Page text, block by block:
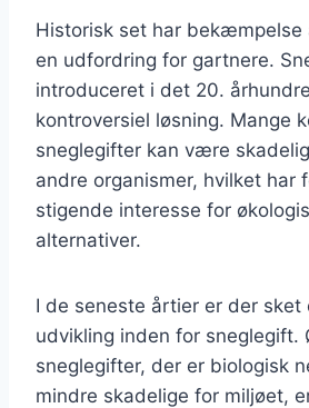
Historisk set har
en udfordring for gartnere.
introduceret i det 20.
kontroversiel løsning. Mange
sneglegifter kan være
andre organismer, hvilket har
stigende interesse for
alternativer.
I de seneste årtier er der sket
udvikling inden for sneglegift.
sneglegifter, der er biologisk
mindre skadelige for miljøet,